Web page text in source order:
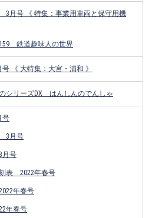
月号 《 特集： 事業用車両と保守用機
鉄道趣味人の世界
《 大特集：大宮・浦和 》
シリーズDX はんしんのでんしゃ
号
3月号
号
表 2022年春号
年春号
年春号